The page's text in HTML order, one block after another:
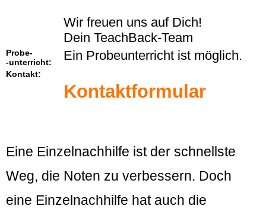
Wir freuen uns auf Dich!
Dein TeachBack-Team
Probe-
-unterricht:
Ein Probeunterricht ist möglich.
Kontakt:
Kontaktformular
Eine Einzelnachhilfe ist der schnellste
Weg, die Noten zu verbessern. Doch
eine Einzelnachhilfe hat auch die